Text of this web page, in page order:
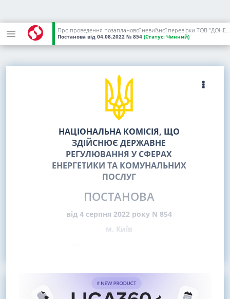
Про проведення позапланової невиїзної перевірки ТОВ "ДОНЕЦЬКІ ЕНЕРГЕТИЧНІ ПОСЛУГИ"
Постанова від 04.08.2022 № 854 (Статус: Чинний)
НАЦІОНАЛЬНА КОМІСІЯ, ЩО
ЗДІЙСНЮЄ ДЕРЖАВНЕ
РЕГУЛЮВАННЯ У СФЕРАХ
ЕНЕРГЕТИКИ ТА КОМУНАЛЬНИХ
ПОСЛУГ
ПОСТАНОВА
від 4 серпня 2022 року N 854
м. Київ